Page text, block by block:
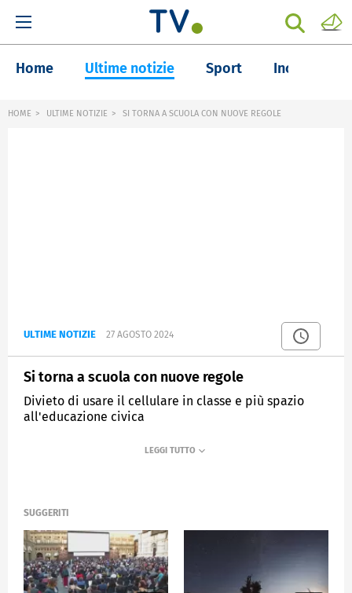
Home Ultime notizie Sport Inchieste
HOME ULTIME NOTIZIE SI TORNA A SCUOLA CON NUOVE REGOLE
ULTIME NOTIZIE 27 AGOSTO 2024
Si torna a scuola con nuove regole
Divieto di usare il cellulare in classe e più spazio
all'educazione civica
SUGGERITI